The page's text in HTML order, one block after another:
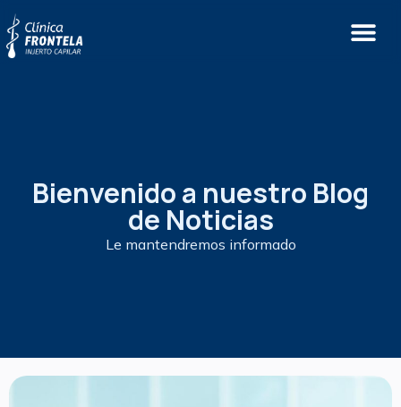
Bienvenido a nuestro Blog
de Noticias
Le mantendremos informado